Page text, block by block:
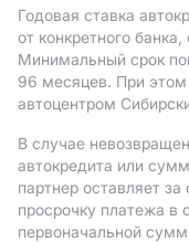
Годовая ставка
от конкретного
Минимальный срок
96 месяцев. При
автоцентром
В случае
автокредита или
партнер оставляет
просрочку платежа в
первоначальной